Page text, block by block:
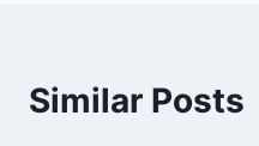
Similar Posts